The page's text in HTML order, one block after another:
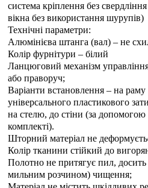
система кріплення без
вікна без використання шурупів)
Технічні параметри:
Алюмінієва штанга (вал) – не
Колір фурнітури – білий
Ланцюговий механізм
або праворуч;
Варіанти встановлення – на
універсального пластикового
на стелю, до стіни (за
комплекті).
Шторний матеріал не
Колір тканини стійкий до
Полотно не притягує пил, досить
мильним розчином) чищення;